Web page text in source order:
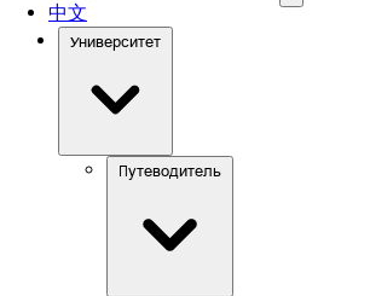
中文
Университет
Путеводитель